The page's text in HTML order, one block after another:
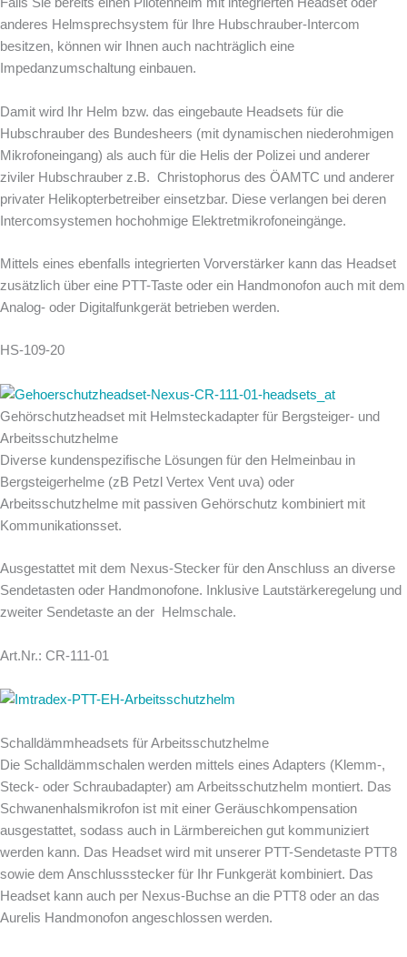
Falls Sie bereits einen Pilotenhelm mit integrierten Headset oder
anderes Helmsprechsystem für Ihre Hubschrauber-Intercom
besitzen, können wir Ihnen auch nachträglich eine
Impedanzumschaltung einbauen.
Damit wird Ihr Helm bzw. das eingebaute Headsets für die
Hubschrauber des Bundesheers (mit dynamischen niederohmigen
Mikrofoneingang) als auch für die Helis der Polizei und anderer
ziviler Hubschrauber z.B. Christophorus des ÖAMTC und anderer
privater Helikopterbetreiber einsetzbar. Diese verlangen bei deren
Intercomsystemen hochohmige Elektretmikrofoneingänge.
Mittels eines ebenfalls integrierten Vorverstärker kann das Headset
zusätzlich über eine PTT-Taste oder ein Handmonofon auch mit dem
Analog- oder Digitalfunkgerät betrieben werden.
HS-109-20
Gehörschutzheadset mit Helmsteckadapter für Bergsteiger- und
Arbeitsschutzhelme
Diverse kundenspezifische Lösungen für den Helmeinbau in
Bergsteigerhelme (zB Petzl Vertex Vent uva) oder
Arbeitsschutzhelme mit passiven Gehörschutz kombiniert mit
Kommunikationsset.
Ausgestattet mit dem Nexus-Stecker für den Anschluss an diverse
Sendetasten oder Handmonofone. Inklusive Lautstärkeregelung und
zweiter Sendetaste an der Helmschale.
Art.Nr.: CR-111-01
Schalldämmheadsets für Arbeitsschutzhelme
Die Schalldämmschalen werden mittels eines Adapters (Klemm-,
Steck- oder Schraubadapter) am Arbeitsschutzhelm montiert. Das
Schwanenhalsmikrofon ist mit einer Geräuschkompensation
ausgestattet, sodass auch in Lärmbereichen gut kommuniziert
werden kann. Das Headset wird mit unserer PTT-Sendetaste PTT8
sowie dem Anschlussstecker für Ihr Funkgerät kombiniert. Das
Headset kann auch per Nexus-Buchse an die PTT8 oder an das
Aurelis Handmonofon angeschlossen werden.